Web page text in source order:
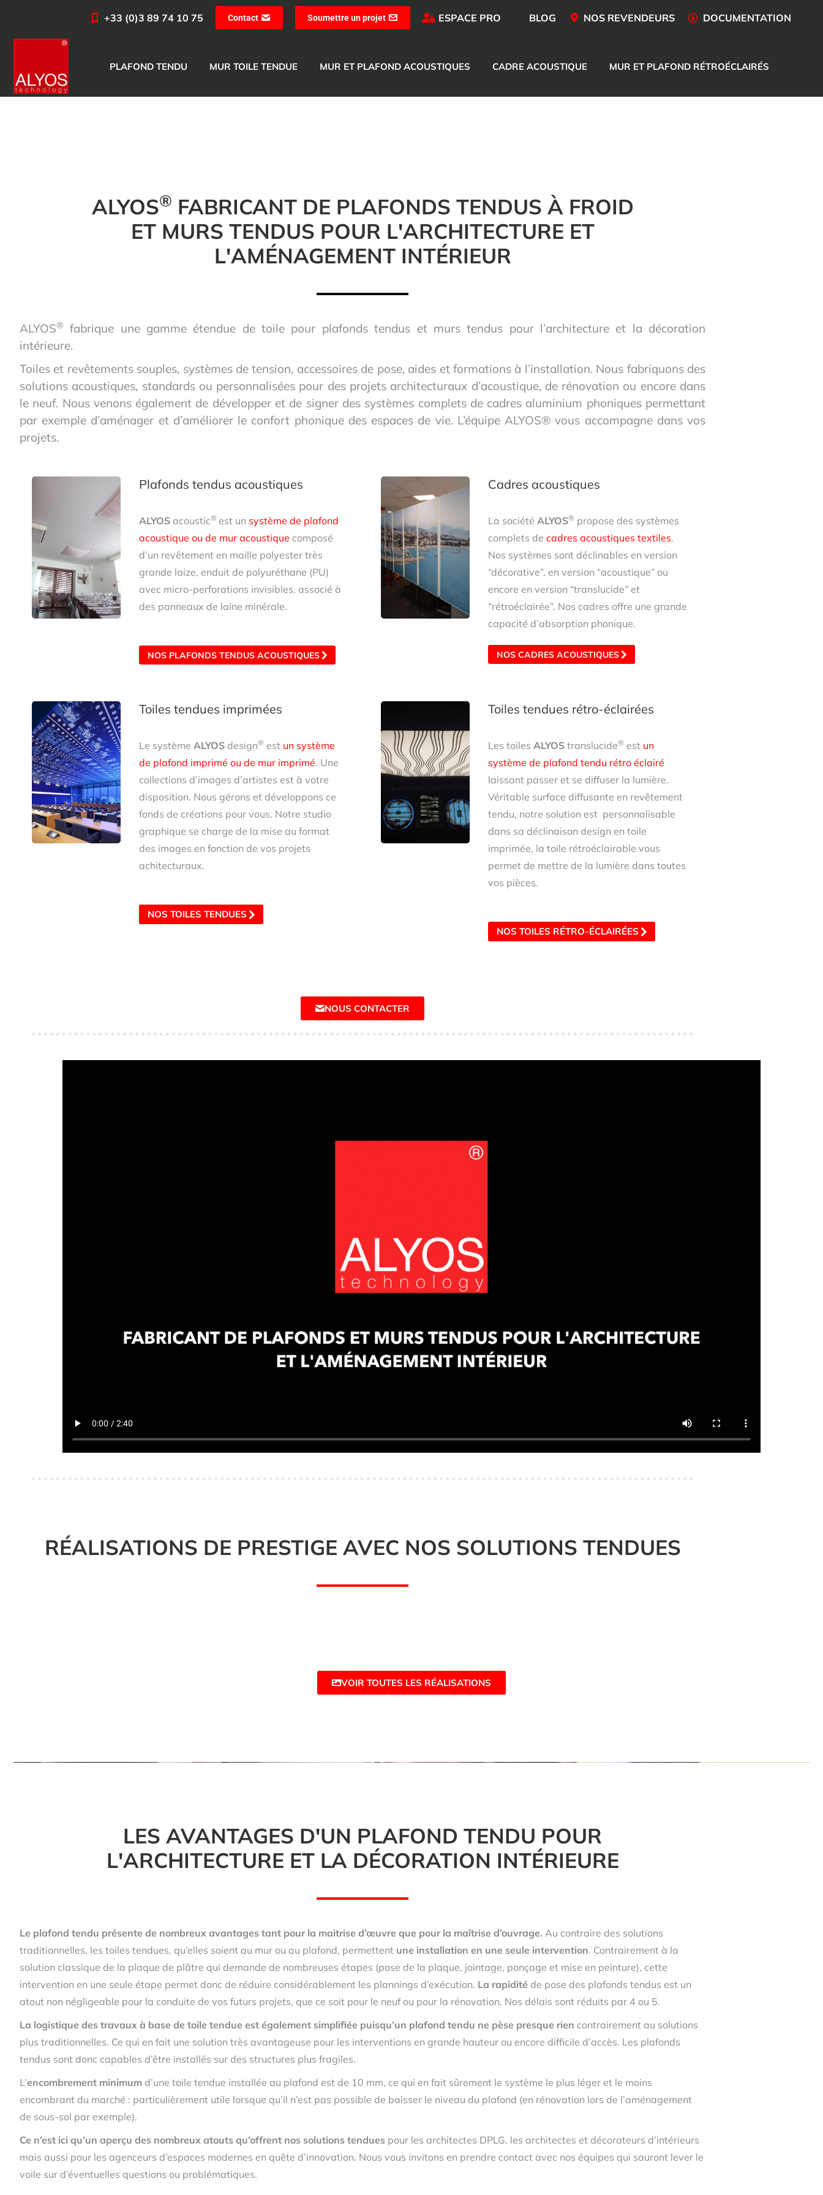
+33 (0)3 89 74 10 75 Contact Soumettre un projet ESPACE PRO BLOG NOS REVENDEURS DOCUMENTATION
PLAFOND TENDU MUR TOILE TENDUE MUR ET PLAFOND ACOUSTIQUES CADRE ACOUSTIQUE MUR ET PLAFOND RÉTROÉCLAIRÉS
ALYOS® FABRICANT DE PLAFONDS TENDUS À FROID
ET MURS TENDUS POUR L'ARCHITECTURE ET
L'AMÉNAGEMENT INTÉRIEUR
ALYOS®
fabrique une gamme étendue de toile pour plafonds tendus et murs tendus pour l’architecture et la décoration
intérieure.
Toiles et revêtements souples, systèmes de tension, accessoires de pose, aides et formations à l’installation. Nous fabriquons des
solutions acoustiques, standards ou personnalisées pour des projets architecturaux d’acoustique, de rénovation ou encore dans
le neuf. Nous venons également de développer et de signer des systèmes complets de cadres aluminium phoniques permettant
par exemple d’aménager et d’améliorer le confort phonique des espaces de vie. L’équipe ALYOS® vous accompagne dans vos
projets.
Plafonds tendus acoustiques
ALYOS acoustic® est un système de plafond
acoustique ou de mur acoustique composé
d’un revêtement en maille polyester très
grande laize, enduit de polyuréthane (PU)
avec micro-perforations invisibles, associé à
des panneaux de laine minérale.
NOS PLAFONDS TENDUS ACOUSTIQUES
Cadres acoustiques
La société ALYOS® propose des systèmes
complets decadres acoustiques textiles.
Nos systèmes sont déclinables en version
“décorative”, en version “acoustique” ou
encore en version “translucide” et
“rétroéclairée”. Nos cadres offre une grande
capacité d’absorption phonique.
NOS CADRES ACOUSTIQUES
Toiles tendues imprimées
Le système ALYOS design® est un système
de plafond imprimé ou de mur imprimé. Une
collections d’images d’artistes est à votre
disposition. Nous gérons et développons ce
fonds de créations pour vous. Notre studio
graphique se charge de la mise au format
des images en fonction de vos projets
achitecturaux.
NOS TOILES TENDUES
Toiles tendues rétro-éclairées
Les toilesALYOStranslucide® est un
système de plafond tendu rétro éclairé
laissant passer et se diffuser la lumière.
Véritable surface diffusante en revêtement
tendu, notre solution est personnalisable
dans sa déclinaison design en toile
imprimée, la toile rétroéclairable vous
permet de mettre de la lumière dans toutes
vos pièces.
NOS TOILES RÉTRO-ÉCLAIRÉES
NOUS CONTACTER
RÉALISATIONS DE PRESTIGE AVEC NOS SOLUTIONS TENDUES
VOIR TOUTES LES RÉALISATIONS
LES AVANTAGES D'UN PLAFOND TENDU POUR
L'ARCHITECTURE ET LA DÉCORATION INTÉRIEURE
Le plafond tendu présente de nombreux avantages tant pour la maitrise d’œuvre que pour la maîtrise d’ouvrage. Au contraire des solutions
traditionnelles, les toiles tendues, qu’elles soient au mur ou au plafond, permettent une installation en une seule intervention. Contrairement à la
solution classique de la plaque de plâtre qui demande de nombreuses étapes (pose de la plaque, jointage, ponçage et mise en peinture), cette
intervention en une seule étape permet donc de réduire considérablement les plannings d’exécution. La rapidité de pose des plafonds tendus est un
atout non négligeable pour la conduite de vos futurs projets, que ce soit pour le neuf ou pour la rénovation. Nos délais sont réduits par 4 ou 5.
La logistique des travaux à base de toile tendue est également simplifiée puisqu’un plafond tendu ne pèse presque rien contrairement au solutions
plus traditionnelles. Ce qui en fait une solution très avantageuse pour les interventions en grande hauteur ou encore difficile d’accès. Les plafonds
tendus sont donc capables d’être installés sur des structures plus fragiles.
L’encombrement minimum d’une toile tendue installée au plafond est de 10 mm, ce qui en fait sûrement le système le plus léger et le moins
encombrant du marché : particulièrement utile lorsque qu’il n’est pas possible de baisser le niveau du plafond (en rénovation lors de l’aménagement
de sous-sol par exemple).
Ce n’est ici qu’un aperçu des nombreux atouts qu’offrent nos solutions tendues pour les architectes DPLG, les architectes et décorateurs d’intérieurs
mais aussi pour les agenceurs d’espaces modernes en quête d’innovation. Nous vous invitons en prendre contact avec nos équipes qui sauront lever le
voile sur d’éventuelles questions ou problématiques.